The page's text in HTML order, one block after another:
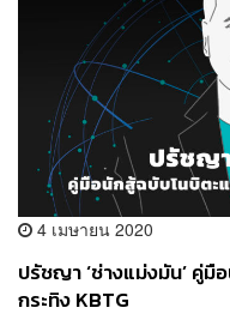
4 เมษายน 2020
ปรัชญา ‘ช่างแม่งมัน’ คู่
กระทิง KBTG